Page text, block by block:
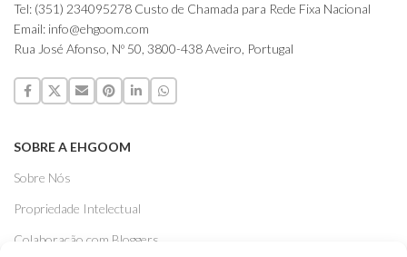
Tel: (351) 234095278 Custo de Chamada para Rede Fixa Nacional
Email: info@ehgoom.com
Rua José Afonso, Nº 50, 3800-438 Aveiro, Portugal
SOBRE A EHGOOM
Sobre Nós
Propriedade Intelectual
Colaboração com Bloggers